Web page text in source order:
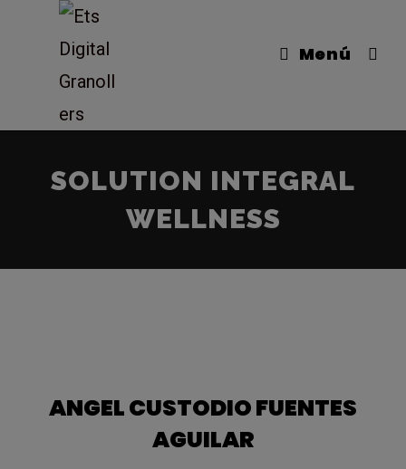
Menú
SOLUTION INTEGRAL
WELLNESS
ANGEL CUSTODIO FUENTES
AGUILAR